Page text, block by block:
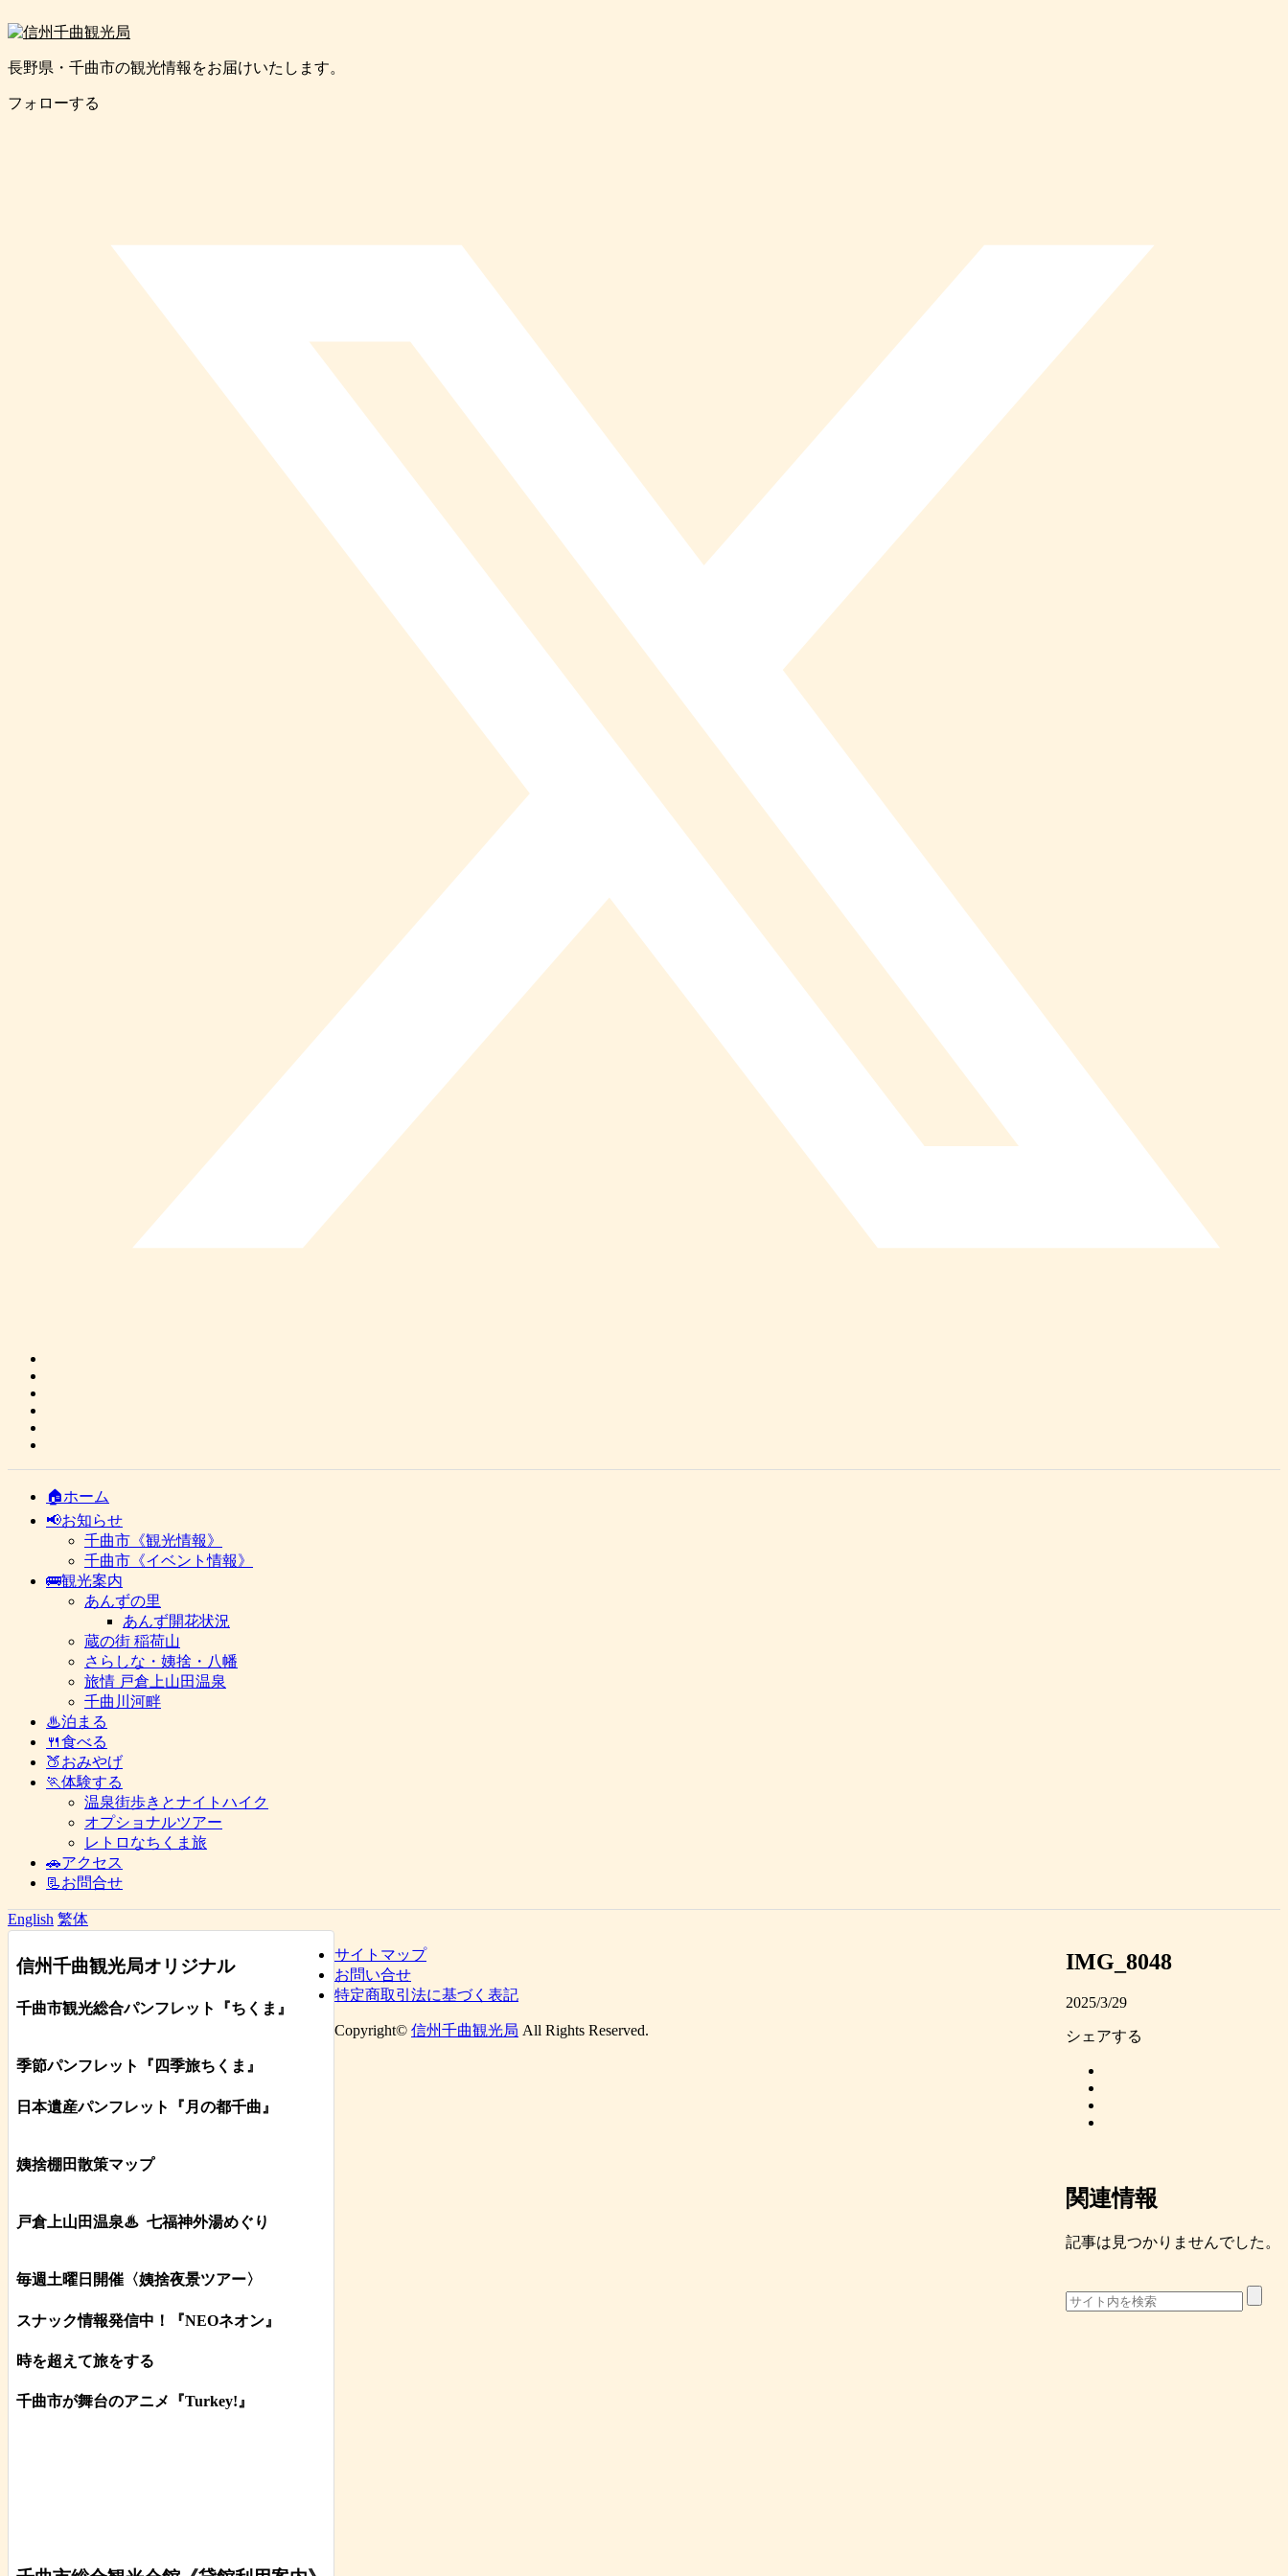
長野県・千曲市の観光情報をお届けいたします。
フォローする
🏠ホーム
📢お知らせ
千曲市《観光情報》
千曲市《イベント情報》
🚌観光案内
あんずの里
あんず開花状況
蔵の街 稲荷山
さらしな・姨捨・八幡
旅情 戸倉上山田温泉
千曲川河畔
♨泊まる
🍴食べる
🍑おみやげ
🏃体験する
温泉街歩きとナイトハイク
オプショナルツアー
レトロなちくま旅
🚗アクセス
📃お問合せ
English 繁体
IMG_8048
2025/3/29
シェアする
関連情報
記事は見つかりませんでした。
信州千曲観光局オリジナル
千曲市観光総合パンフレット 『ちくま 』
季節パンフレット『四季旅ちくま』
日本遺産パンフレット 『月の都千曲 』
姨捨棚田散策マップ
戸倉上山田温泉♨ 七福神外湯めぐり
毎週土曜日開催〈姨捨夜景ツアー〉
スナック情報発信中！『NEOネオン』
時を超えて旅をする
千曲市が舞台のアニメ『Turkey!』
サイトマップ
お問い合せ
特定商取引法に基づく表記
Copyright© 信州千曲観光局 All Rights Reserved.